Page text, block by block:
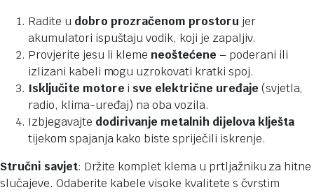
Radite u dobro prozračenom prostorujer
akumulatori ispuštaju vodik, koji je zapaljiv.
Provjerite jesu li kleme neoštećene – poderani ili
izlizani kabeli mogu uzrokovati kratki spoj.
Isključite motore i sve električne uređaje (svjetla,
radio, klima-uređaj) na oba vozila.
Izbjegavajte dodirivanje metalnih dijelova klješta
tijekom spajanja kako biste spriječili iskrenje.
Stručni savjet: Držite komplet klema u prtljažniku za hitne
slučajeve. Odaberite kabele visoke kvalitete s čvrstim